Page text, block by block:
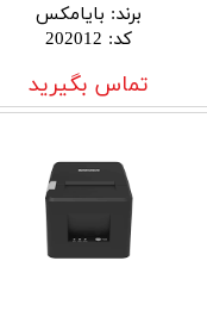
برند: بایامکس
کد:
202012
تماس بگیرید